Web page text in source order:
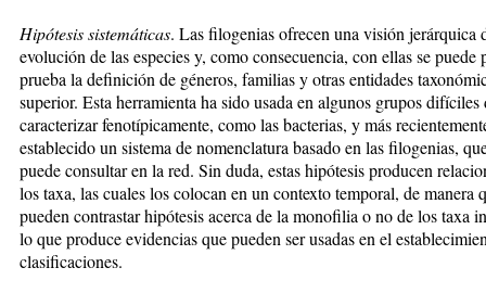
Hipótesis sistemáticas. Las filogenias ofrecen una visión jerárquica
evolución de las especies y, como conse­cuen­cia, con ellas se puede
prueba la definición de géneros, familias y otras entidades
superior. Esta herramienta ha sido usada en algunos grupos difíciles
caracterizar fenotípicamente, como las bacterias, y más
establecido un sis­te­ma de nomenclatura basado en las filogenias,
puede consultar en la red. Sin duda, estas hipótesis pro­du­cen
los taxa, las cuales los colocan en un contexto temporal, de manera
pueden con­tras­tar hipótesis acerca de la monofilia o no de los taxa
lo que produce evidencias que pueden ser usadas en el
clasificaciones.